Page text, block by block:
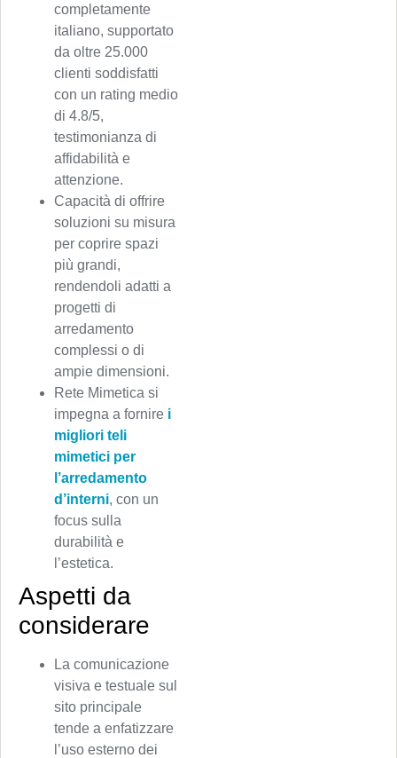
completamente
italiano, supportato
da oltre 25.000
clienti soddisfatti
con un rating medio
di 4.8/5,
testimonianza di
affidabilità e
attenzione.
Capacità di offrire
soluzioni su misura
per coprire spazi
più grandi,
rendendoli adatti a
progetti di
arredamento
complessi o di
ampie dimensioni.
Rete Mimetica si
impegna a fornire i
migliori teli
mimetici per
l’arredamento
d’interni, con un
focus sulla
durabilità e
l’estetica.
Aspetti da
considerare
La comunicazione
visiva e testuale sul
sito principale
tende a enfatizzare
l’uso esterno dei